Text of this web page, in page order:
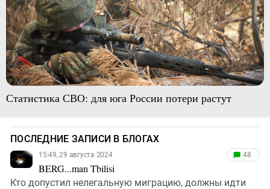
Статистика СВО: для юга России потери растут
ПОСЛЕДНИЕ ЗАПИСИ В БЛОГАХ
15:49, 29 августа 2024
BERG...man Tbilisi
48
Кто допустил нелегальную миграцию, должны идти